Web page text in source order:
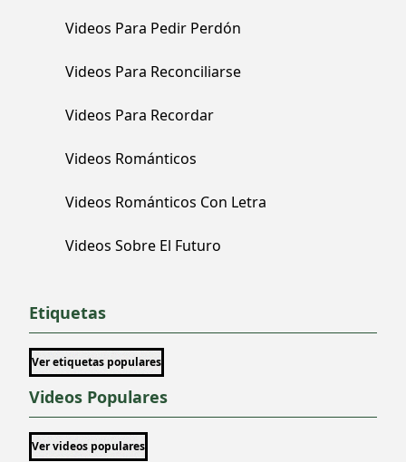
Videos Para Pedir Perdón
Videos Para Reconciliarse
Videos Para Recordar
Videos Románticos
Videos Románticos Con Letra
Videos Sobre El Futuro
Etiquetas
Ver etiquetas populares
Videos Populares
Ver videos populares